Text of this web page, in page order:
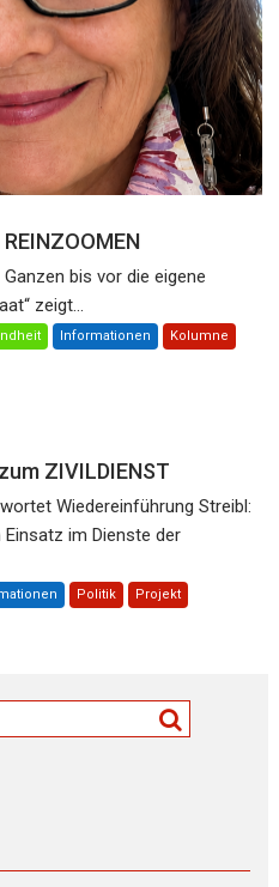
bis vor die eigene
zeigt...
Informationen Kolumne
ZIVILDIENST
Wiedereinführung Streibl:
im Dienste der
Politik Projekt